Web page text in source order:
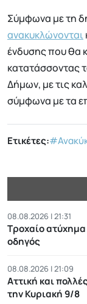
Σύμφωνα με τη
ανακυκλώνονται
ένδυσης που θα
κατατάσσοντας
Δήμων, με τις
σύμφωνα με τα
Ετικέτες:
08.08.2026 | 21:31
Τροχαίο
οδηγός
08.08.2026 | 21:09
Αττική και
την Κυριακή 9/8